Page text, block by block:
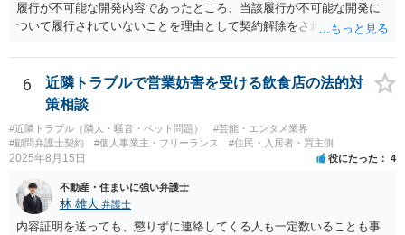
履行が不可能な開発内容であったところ、当該履行が不可能な開発に
ついて履行されていないことを理由として契約解除をされた。そこ
いうご質問であると理解しました。 まず、「物理的にできない開発で
一方的に契約不履行のように伝えられ」とのことですが、「物理的に
できない」と真に言えるのかどうか、なぜ「物理的にできない開発」
を請け負うことになったのかが問題です。 もし、「物理的にできな
い」という意味が、単に「契約に記載された納期では間に合わない」
ということであれば、それは単純に履行遅滞を理由とする債務不履行
そのような開発は理論的に不可能（例えば、タイムマシンを作るとい
う契約等）であれば、契約自体が無効になる可能性があります。 いず
れの場合であっても、結局は、上記の「物理的にできない」部分を除
6
近隣トラブルで営業妨害を受ける飲食店の法的対
策相談
#近隣トラブル（隣人・騒音・ペット問題）
#芸能・エンタメ業界
#顧問弁護士契約
#個人事業主・フリーランス #住民・入居者・買主側
2025年8月15日 役にたった 4
不動産・住まいに強い弁護士
林 雄大 弁護士
内容証明を送っても、懲りずに連絡してくる人も一定数いることも事